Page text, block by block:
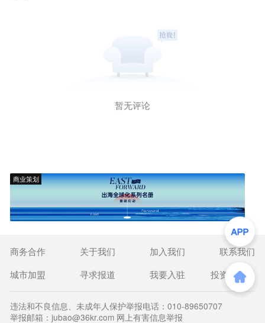
暂无评论
商业策划
商务合作 关于我们 加入我们
联系我们
城市加盟
寻求报道 我要入驻 投资者关系
违法和不良信息、未成年人保护举报电话：010-89650707
举报邮箱：jubao@36kr.com 网上有害信息举报